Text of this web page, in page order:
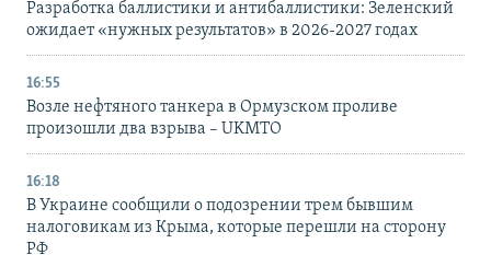
Разработка баллистики и антибаллистики: Зеленский
ожидает «нужных результатов» в 2026-2027 годах
16:55
Возле нефтяного танкера в Ормузском проливе
произошли два взрыва – UKMTO
16:18
В Украине сообщили о подозрении трем бывшим
налоговикам из Крыма, которые перешли на сторону
РФ